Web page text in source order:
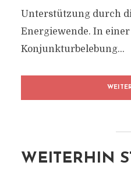
Unterstützung durch
Energiewende. In
Konjunkturbelebung...
WEITERHIN